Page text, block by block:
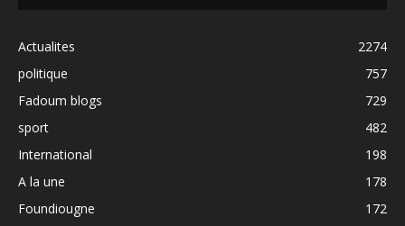
Actualites
2274
politique
757
Fadoum blogs
729
sport
482
International
198
A la une
178
Foundiougne
172